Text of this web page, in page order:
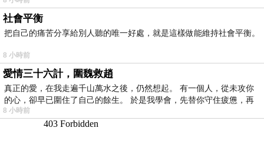
社會平衡
把自己的痛苦分享給別人聽的唯一好處，就是這樣做能維持社會平衡。
8 小時前
愛情三十六計，圍魏救趙
真正的愛，在我走遍千山萬水之後，仍然想起。 有一個人，從未攻你
的心，卻早已圍住了自己的餘生。 於是我學會，先替你守住疲憊，再
8 小時前